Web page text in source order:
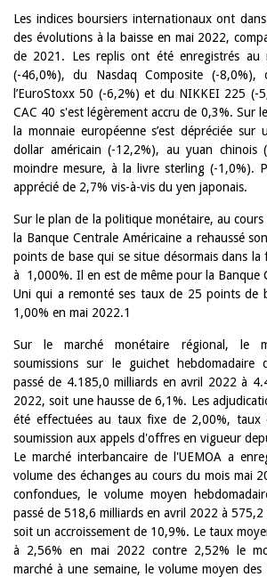
Les indices boursiers internationaux ont
des évolutions à la baisse en mai 2022,
de 2021. Les replis ont été enregistrés au
(-46,0%), du Nasdaq Composite (-
l’EuroStoxx 50 (-6,2%) et du NIKKEI 225 (-
CAC 40 s'est légèrement accru de 0,3%. Sur
la monnaie européenne s’est dépréciée
dollar américain (-12,2%), au yuan chinois
moindre mesure, à la livre sterling (-1,0%).
apprécié de 2,7% vis-à-vis du yen japonais.
Sur le plan de la politique monétaire, au
la Banque Centrale Américaine a rehaussé
points de base qui se situe désormais dans
à 1,000%. Il en est de même pour la Banque
Uni qui a remonté ses taux de 25 points de
1,00% en mai 2022.1
Sur le marché monétaire régional, le
soumissions sur le guichet hebdomadaire
passé de 4.185,0 milliards en avril 2022 à
2022, soit une hausse de 6,1%. Les
été effectuées au taux fixe de 2,00%, taux
soumission aux appels d'offres en vigueur
Le marché interbancaire de l'UEMOA a
volume des échanges au cours du mois mai
confondues, le volume moyen
passé de 518,6 milliards en avril 2022 à
soit un accroissement de 10,9%. Le taux
à 2,56% en mai 2022 contre 2,52% le
marché à une semaine, le volume moyen des